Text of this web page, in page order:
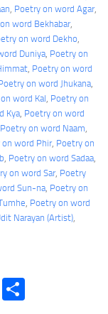
Poetry on word Agar
word Bekhabar
on word Dekho
Duniya Poetry on
Poetry on word
on word Jhukana
word Kal Poetry on
Kya Poetry on word
Poetry on word Naam
on word Phir, Poetry on
Poetry on word Sadaa
on word Sar, Poetry
Sun-na Poetry on
Poetry on word
Narayan (Artist)
Email